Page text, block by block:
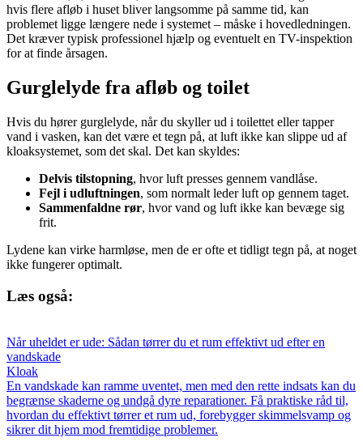
hvis flere afløb i huset bliver langsomme på samme tid, kan
problemet ligge længere nede i systemet – måske i hovedledningen.
Det kræver typisk professionel hjælp og eventuelt en TV-inspektion
for at finde årsagen.
Gurglelyde fra afløb og toilet
Hvis du hører gurglelyde, når du skyller ud i toilettet eller tapper
vand i vasken, kan det være et tegn på, at luft ikke kan slippe ud af
kloaksystemet, som det skal. Det kan skyldes:
Delvis tilstopning, hvor luft presses gennem vandlåse.
Fejl i udluftningen, som normalt leder luft op gennem taget.
Sammenfaldne rør, hvor vand og luft ikke kan bevæge sig
frit.
Lydene kan virke harmløse, men de er ofte et tidligt tegn på, at noget
ikke fungerer optimalt.
Læs også:
Når uheldet er ude: Sådan tørrer du et rum effektivt ud efter en
vandskade
Kloak
En vandskade kan ramme uventet, men med den rette indsats kan du
begrænse skaderne og undgå dyre reparationer. Få praktiske råd til,
hvordan du effektivt tørrer et rum ud, forebygger skimmelsvamp og
sikrer dit hjem mod fremtidige problemer.